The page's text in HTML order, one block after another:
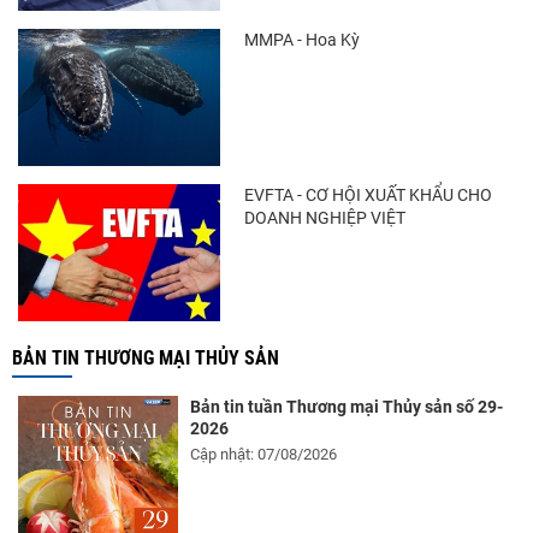
MMPA - Hoa Kỳ
EVFTA - CƠ HỘI XUẤT KHẨU CHO
DOANH NGHIỆP VIỆT
BẢN TIN THƯƠNG MẠI THỦY SẢN
Bản tin tuần Thương mại Thủy sản số 29-
2026
Cập nhật: 07/08/2026